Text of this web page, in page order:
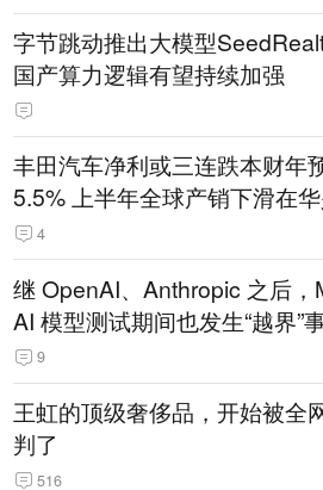
字节跳动推出大模型
国产算力逻辑有望持续加强
丰田汽车净利或三连跌本财年
5.5% 上半年全球产销下滑在
14.3万辆
4
继 OpenAI、Anthropic 之后，
AI 模型测试期间也发生“越界”
9
王虹的顶级奢侈品，开始被全
判了
516